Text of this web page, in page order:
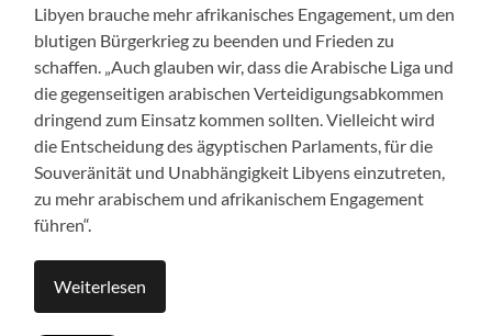
Libyen brauche mehr afrikanisches Engagement, um den
blutigen Bürgerkrieg zu beenden und Frieden zu
schaffen. „Auch glauben wir, dass die Arabische Liga und
die gegenseitigen arabischen Verteidigungsabkommen
dringend zum Einsatz kommen sollten. Vielleicht wird
die Entscheidung des ägyptischen Parlaments, für die
Souveränität und Unabhängigkeit Libyens einzutreten,
zu mehr arabischem und afrikanischem Engagement
führen“.
Weiterlesen